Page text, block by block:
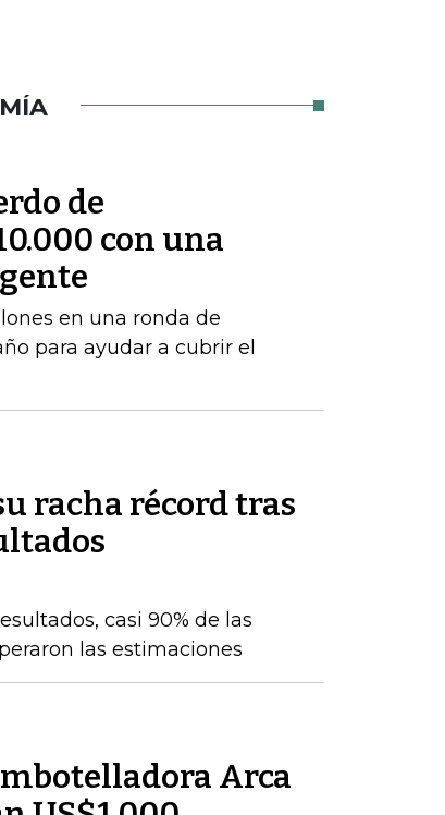
de
con una
en una ronda de
para ayudar a cubrir el
racha récord tras
casi 90% de las
las estimaciones
Arca